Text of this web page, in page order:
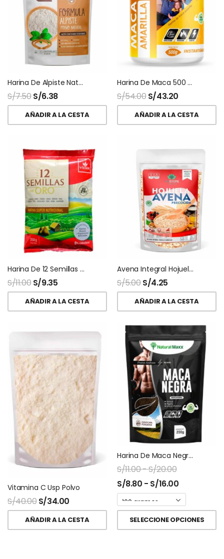
Harina De Alpiste Naturalmaxx
S/7.50S/6.38
AÑADIR A LA CESTA
Harina De Maca 500 Gr Naturalmaxx
S/54.00 S/43.20
AÑADIR A LA CESTA
Harina De 12 Semillas 200 Gr Vidax
S/11.00 S/9.35
AÑADIR A LA CESTA
Avena Integral Hojuelas Precocida Vida Integral
S/5.00S/4.25
AÑADIR A LA CESTA
Vitamina C Usp Polvo
S/40.00 S/34.00
AÑADIR A LA CESTA
Harina De Maca Negra Ziplock Naturalmaxx
S/11.00-S/20.00
S/8.80 - S/16.00
SELECCIONE OPCIONES